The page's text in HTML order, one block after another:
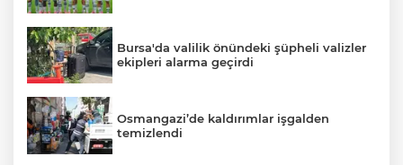
Bursa'da valilik önündeki şüpheli valizler
ekipleri alarma geçirdi
Osmangazi’de kaldırımlar işgalden
temizlendi